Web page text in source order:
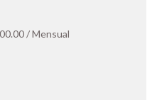
/ Mensual